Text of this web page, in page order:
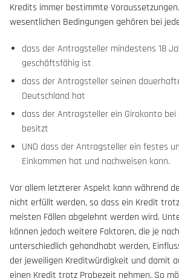
Kredits immer bestimmte
wesentlichen Bedingungen gehören bei
dass der Antragsteller mindestens 18
geschäftsfähig ist
dass der Antragsteller seinen
Deutschland hat
dass der Antragsteller ein Girokonto
besitzt
UND dass der Antragsteller ein festes
Einkommen hat und nachweisen kann.
Vor allem letzterer Aspekt kann während
nicht erfüllt werden, so dass ein Kredit
meisten Fällen abgelehnt werden wird.
können jedoch weitere Faktoren, die je
unterschiedlich gehandhabt werden,
der jeweiligen Kreditwürdigkeit und damit
einen Kredit trotz Probezeit nehmen. So